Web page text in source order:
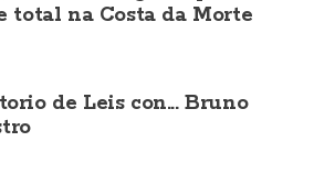
total na Costa da Morte
de Leis con... Bruno